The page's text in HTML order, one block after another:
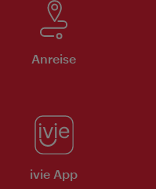
Anreise
ivie App